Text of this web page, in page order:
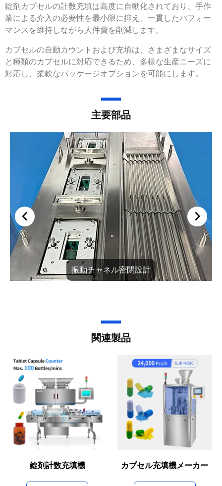
錠剤カプセルの計数充填は高度に自動化されており 、 手作
業による介入の必要性を最小限に抑え 、一貫したパフォー
マンスを維持しながら人件費を削減します。
カプセルの自動カウントおよび充填は、さまざまなサイズ
と種類のカプセルに対応できるため、多様な生産ニーズに
対応し、柔軟なパッケージオプションを可能にします。
主要部品
振動チャネル密閉設計
関連製品
錠剤計数充填機 カプセル充填機メーカー